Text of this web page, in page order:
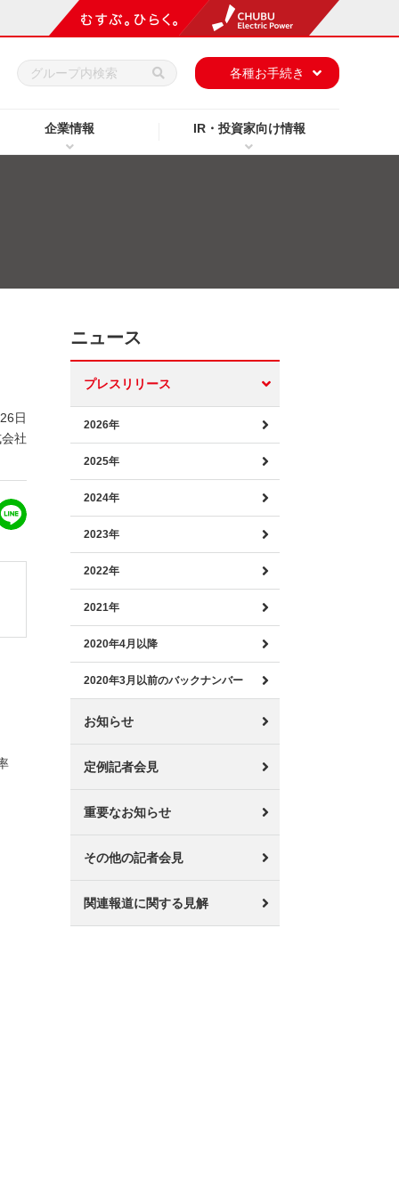
企業情報 IR・投資家向け情報
各種お手続き
日
社
ニュース
プレスリリース
2026年
2025年
2024年
2023年
2022年
2021年
2020年4月以降
2020年3月以前のバックナンバー
お知らせ
定例記者会見
重要なお知らせ
その他の記者会見
関連報道に関する見解